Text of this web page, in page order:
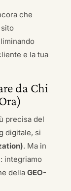
che
sito
e la tua
da Chi
precisa del
digitale, si
. Ma in
integriamo
della GEO-